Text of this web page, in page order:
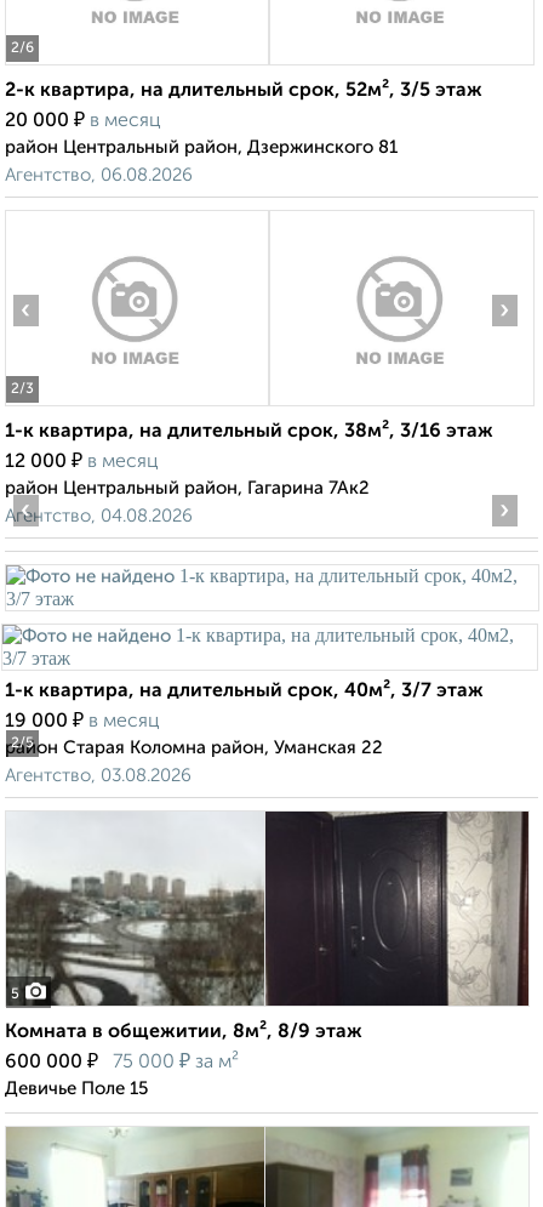
2/6
2-к квартира, на длительный срок, 52м², 3/5 этаж
20 000 ₽ в месяц
район Центральный район, Дзержинского 81
Агентство, 06.08.2026
2/3
‹ ›
1-к квартира, на длительный срок, 38м², 3/16 этаж
12 000 ₽ в месяц
район Центральный район, Гагарина 7Ак2
Агентство, 04.08.2026
2/5
‹ ›
1-к квартира, на длительный срок, 40м², 3/7 этаж
19 000 ₽ в месяц
район Старая Коломна район, Уманская 22
Агентство, 03.08.2026
5
Комната в общежитии, 8м², 8/9 этаж
600 000 ₽ 75 000 ₽ за м²
Девичье Поле 15